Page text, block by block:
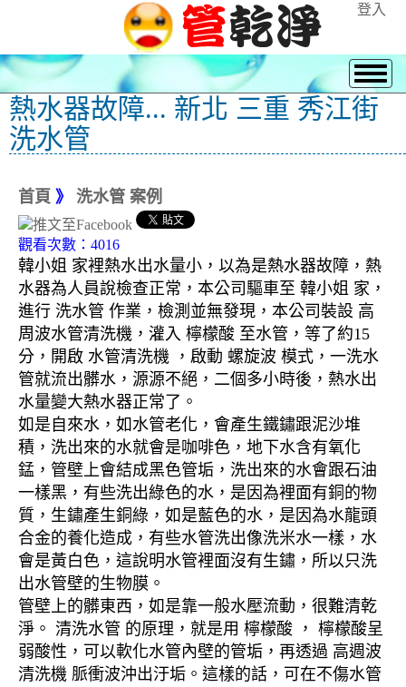
登入
熱水器故障... 新北 三重 秀江街
洗水管
首頁 》 洗水管 案例
觀看次數：4016
韓小姐 家裡熱水出水量小，以為是熱水器故障，熱
水器為人員說檢查正常，本公司驅車至 韓小姐 家，
進行 洗水管 作業，檢測並無發現，本公司裝設 高
周波水管清洗機，灌入 檸檬酸 至水管，等了約15
分，開啟 水管清洗機 ，啟動 螺旋波 模式，一洗水
管就流出髒水，源源不絕，二個多小時後，熱水出
水量變大熱水器正常了。
如是自來水，如水管老化，會產生鐵鏽跟泥沙堆
積，洗出來的水就會是咖啡色，地下水含有氧化
錳，管壁上會結成黑色管垢，洗出來的水會跟石油
一樣黑，有些洗出綠色的水，是因為裡面有銅的物
質，生鏽產生銅綠，如是藍色的水，是因為水龍頭
合金的養化造成，有些水管洗出像洗米水一樣，水
會是黃白色，這說明水管裡面沒有生鏽，所以只洗
出水管壁的生物膜。
管壁上的髒東西，如是靠一般水壓流動，很難清乾
淨。 清洗水管 的原理，就是用 檸檬酸 ， 檸檬酸呈
弱酸性，可以軟化水管內壁的管垢，再透過 高週波
清洗機 脈衝波沖出汙垢。這樣的話，可在不傷水管